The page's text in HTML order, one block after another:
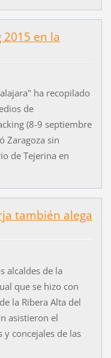
2015 en la
ha recopilado
de
(8-9 septiembre
Zaragoza sin
de Tejerina en
también alega
alcaldes de la
que se hizo con
la Ribera Alta del
asistieron el
y concejales de las